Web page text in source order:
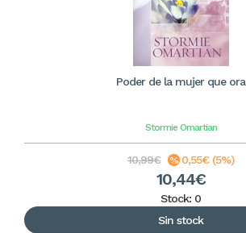
Poder de la mujer que ora
Stormie Omartian
10,99€ 0,55€ (5%)
10,44€
Stock: 0
Sin stock